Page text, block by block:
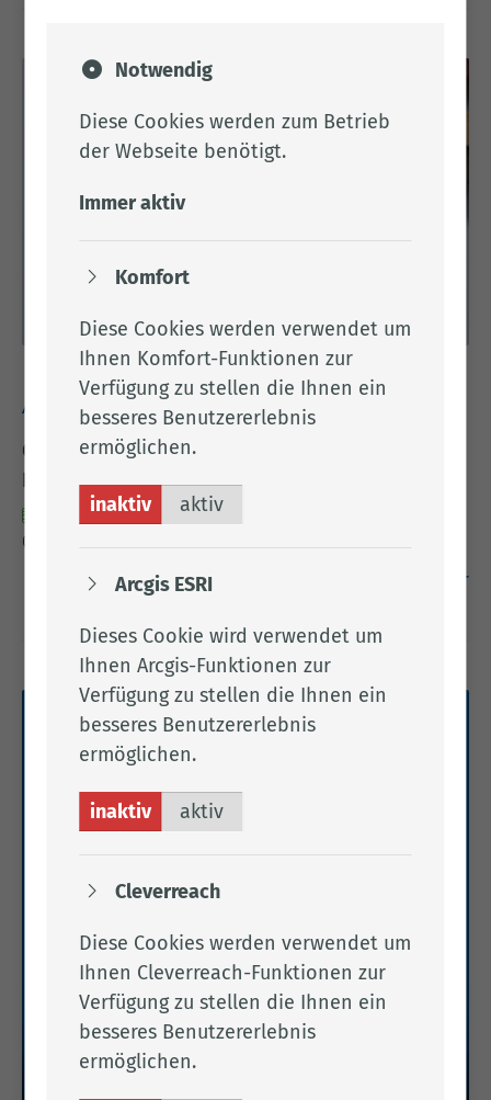
Intervention notwendig erscheint, und bereits
Ort behandelt werden kann und es keiner Einweisung
ins Krankenhaus bedarf. Das können beispielsweise eine
oder auch leichte Kita- und Schulunfälle sein.
Cloppenburg zum ersten Januar 2025 das Projekt zur
a Niedersächsisches Rettungsdienstgesetz (NRettDG)
begonnen.
Amtsblatt Nr. 85/2026 vom 31.07.2026
Öffentliche Ausschreibung: Ausschreibung eines
Kehrbezirks
31.07.2026- Im Landkreis Cloppenburg ist zum
01.02.2027 für den Kehrbezirk NI94518 Bühren nach
bevollmächtigte/r Schornsteinfegermeister/in (m/w/d)
dem beigefügten Anhang.
weiter
Notwendig
Diese Cookies werden zum Betrieb
der Webseite benötigt.
Immer aktiv
Komfort
Diese Cookies werden verwendet um
Ihnen Komfort-Funktionen zur
Verfügung zu stellen die Ihnen ein
besseres Benutzererlebnis
ermöglichen.
inaktiv aktiv
Arcgis ESRI
Dieses Cookie wird verwendet um
Ihnen Arcgis-Funktionen zur
Verfügung zu stellen die Ihnen ein
besseres Benutzererlebnis
ermöglichen.
inaktiv aktiv
Cleverreach
Diese Cookies werden verwendet um
Ihnen Cleverreach-Funktionen zur
Verfügung zu stellen die Ihnen ein
besseres Benutzererlebnis
ermöglichen.